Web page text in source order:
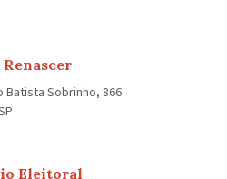
Renascer
Batista Sobrinho, 866
Eleitoral